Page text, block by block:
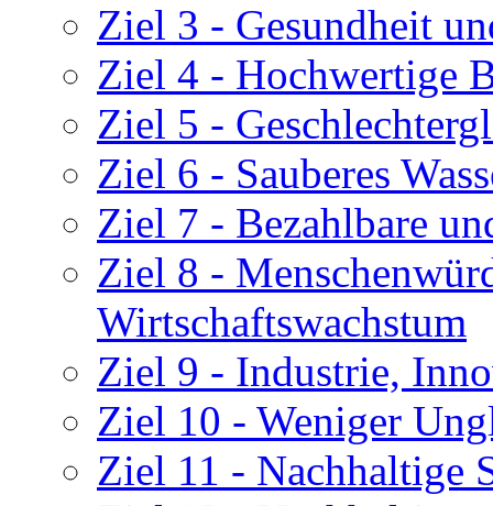
Ziel 3 - Gesundheit
Ziel 4 - Hochwertige
Ziel 5 -
Ziel 6 - Sauberes
Ziel 7 - Bezahlbare
Ziel 8 -
Wirtschaftswachstum
Ziel 9 - Industrie,
Ziel 10 - Weniger
Ziel 11 - Nachhaltige